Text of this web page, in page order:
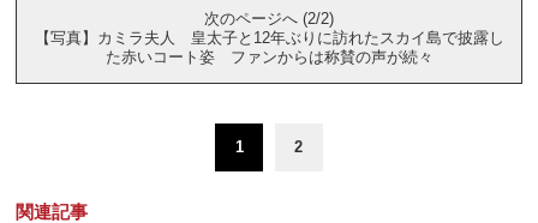
次のページへ (2/2)
【写真】カミラ夫人 皇太子と12年ぶりに訪れたスカイ島で披露し
た赤いコート姿 ファンからは称賛の声が続々
1 2
関連記事